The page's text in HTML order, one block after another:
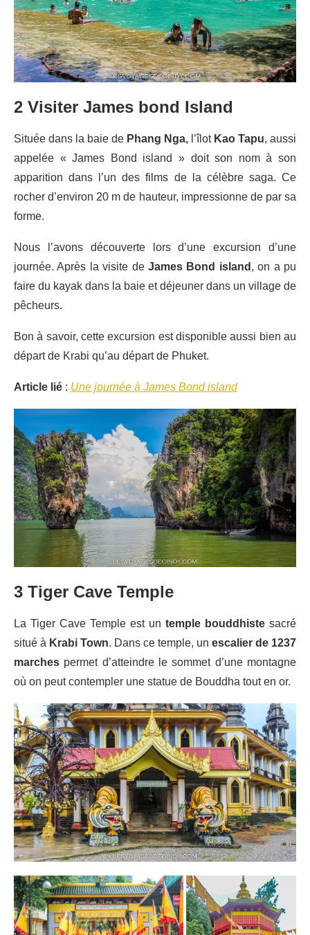
2 Visiter James bond Island
Située dans la baie de Phang Nga, l’îlot Kao Tapu, aussi
appelée « James Bond island » doit son nom à son
apparition dans l’un des films de la célèbre saga. Ce
rocher d’environ 20 m de hauteur, impressionne de par sa
forme.
Nous l’avons découverte lors d’une excursion d’une
journée. Après la visite de James Bond island , on a pu
faire du kayak dans la baie et déjeuner dans un village de
pêcheurs.
Bon à savoir, cette excursion est disponible aussi bien au
départ de Krabi qu’au départ de Phuket.
Article lié : Une journée à James Bond island
3 Tiger Cave Temple
La Tiger Cave Temple est un temple bouddhiste sacré
situé à Krabi Town. Dans ce temple, un escalier de 1237
marches permet d’atteindre le sommet d’une montagne
où on peut contempler une statue de Bouddha tout en or.